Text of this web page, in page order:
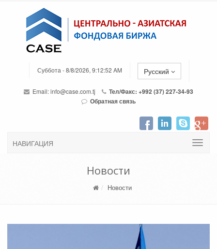
Суббота - 8/8/2026, 9:12:52 AM Русский
Email:info@case.com.tj
Тел/Факс: +992 (37) 227-34-93
Обратная связь
НАВИГАЦИЯ
Новости
Новости